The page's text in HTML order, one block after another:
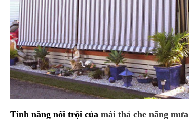
Tính năng nổi trội của mái thả che nắng mưa